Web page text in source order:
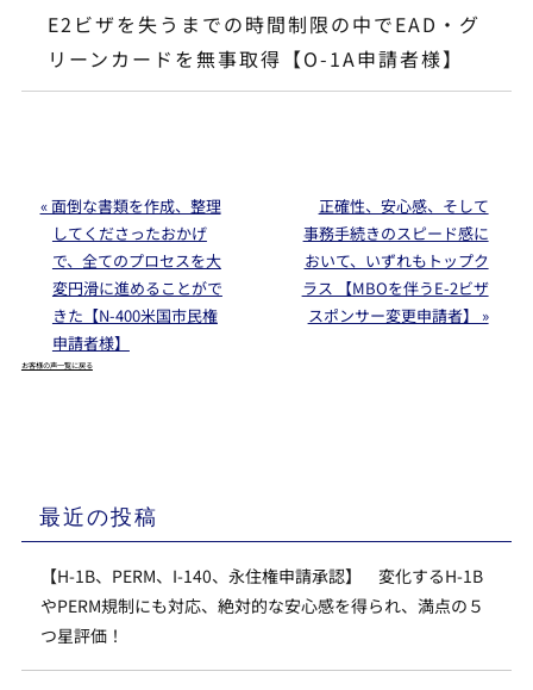
E2ビザを失うまでの時間制限の中でEAD・グ
リーンカードを無事取得【O-1A申請者様】
« 面倒な書類を作成、整理
してくださったおかげ
で、全てのプロセスを大
変円滑に進めることがで
きた【N-400米国市民権
申請者様】
正確性、安心感、そして
事務手続きのスピード感に
おいて、いずれもトップク
ラス 【MBOを伴うE-2ビザ
スポンサー変更申請者】 »
お客様の声一覧に戻る
最近の投稿
【H-1B、PERM、I-140、永住権申請承認】 変化するH-1B
やPERM規制にも対応、絶対的な安心感を得られ、満点の５
つ星評価！